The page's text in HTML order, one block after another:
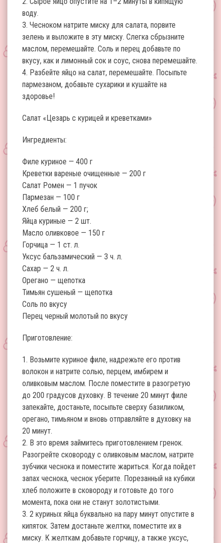
воду.
3. Чесноком натрите миску для салата, порвите
зелень и выложите в эту миску. Слегка сбрызните
маслом, перемешайте. Соль и перец добавьте по
вкусу, как и лимонный сок и соус, снова перемешайте.
4. Разбейте яйцо на салат, перемешайте. Посыпьте
пармезаном, добавьте сухарики и кушайте на
здоровье!
Салат «Цезарь с курицей и креветками»
Ингредиенты:
Филе куриное — 400 г
Креветки вареные очищенные — 200 г
Салат Ромен — 1 пучок
Пармезан — 100 г
Хлеб белый — 200 г;
Яйца куриные — 2 шт.
Масло оливковое — 150 г
Горчица — 1 ст. л.
Уксус бальзамический — 3 ч. л.
Сахар — 2 ч. л.
Орегано — щепотка
Тимьян сушеный — щепотка
Соль по вкусу
Перец черный молотый по вкусу
Приготовление:
1. Возьмите куриное филе, надрежьте его против
волокон и натрите солью, перцем, имбирем и
оливковым маслом. После поместите в разогретую
до 200 градусов духовку. В течение 20 минут филе
запекайте, достаньте, посыпьте сверху базиликом,
орегано, тимьяном и вновь отправляйте в духовку на
20 минут.
2. В это время займитесь приготовлением гренок.
Разогрейте сковороду с оливковым маслом, натрите
зубчики чеснока и поместите жариться. Когда пойдет
запах чеснока, чеснок уберите. Порезанный на кубики
хлеб положите в сковороду и готовьте до того
момента, пока они не станут золотистыми.
3. 2 куриных яйца буквально на пару минут опустите в
кипяток. Затем достаньте желтки, поместите их в
миску. К желткам добавьте горчицу, а также уксус,